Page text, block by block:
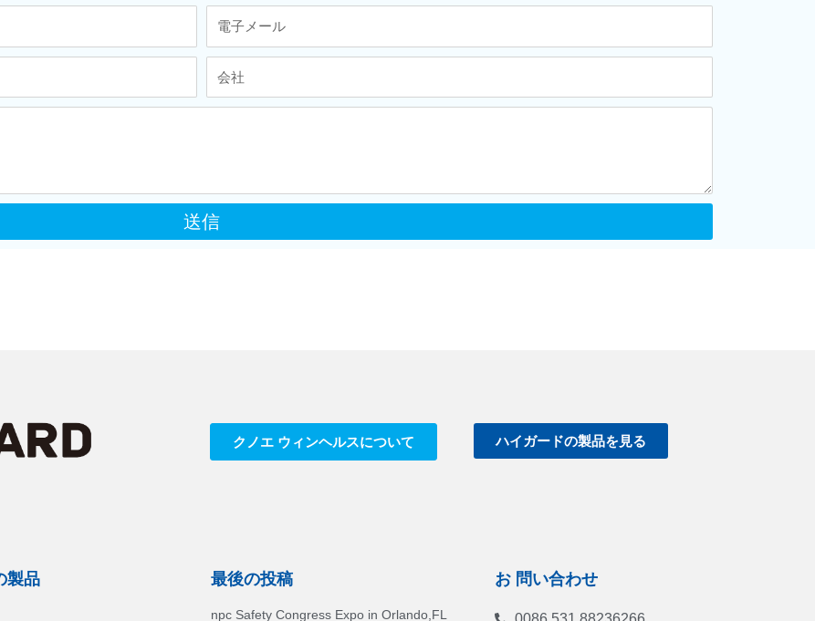
送信
クノエ ウィンヘルスについて ハイガードの製品を見る
製品 最後の投稿
npc Safety Congress Expo in Orlando,FL
お 問い合わせ